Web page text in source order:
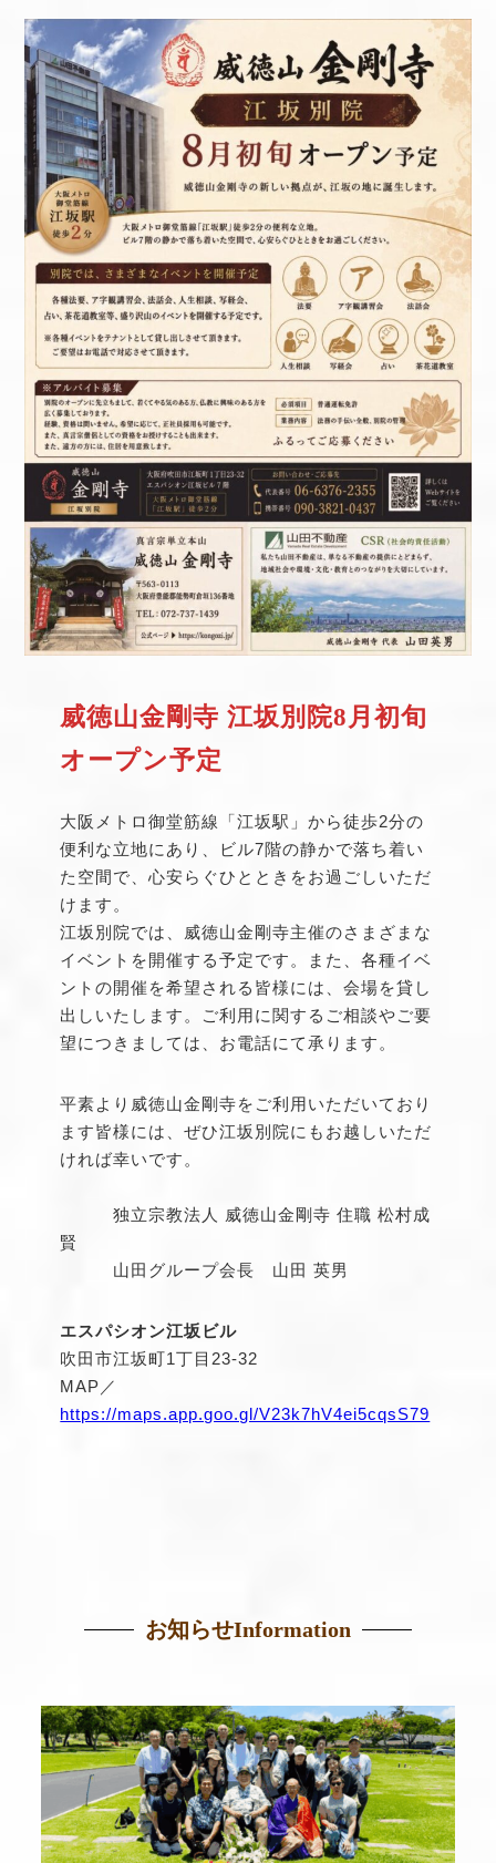
威徳山金剛寺 江坂別院8月初旬
オープン予定
大阪メトロ御堂筋線「江坂駅」から徒歩2分の
便利な立地にあり、ビル7階の静かで落ち着い
た空間で、心安らぐひとときをお過ごしいただ
けます。
江坂別院では、威徳山金剛寺主催のさまざまな
イベントを開催する予定です。また、各種イベ
ントの開催を希望される皆様には、会場を貸し
出しいたします。ご利用に関するご相談やご要
望につきましては、お電話にて承ります。
平素より威徳山金剛寺をご利用いただいており
ます皆様には、ぜひ江坂別院にもお越しいただ
ければ幸いです。
独立宗教法人 威徳山金剛寺 住職 松村成
賢
山田グループ会長 山田 英男
エスパシオン江坂ビル
吹田市江坂町1丁目23-32
MAP／
https://maps.app.goo.gl/V23k7hV4ei5cqsS79
お知らせInformation